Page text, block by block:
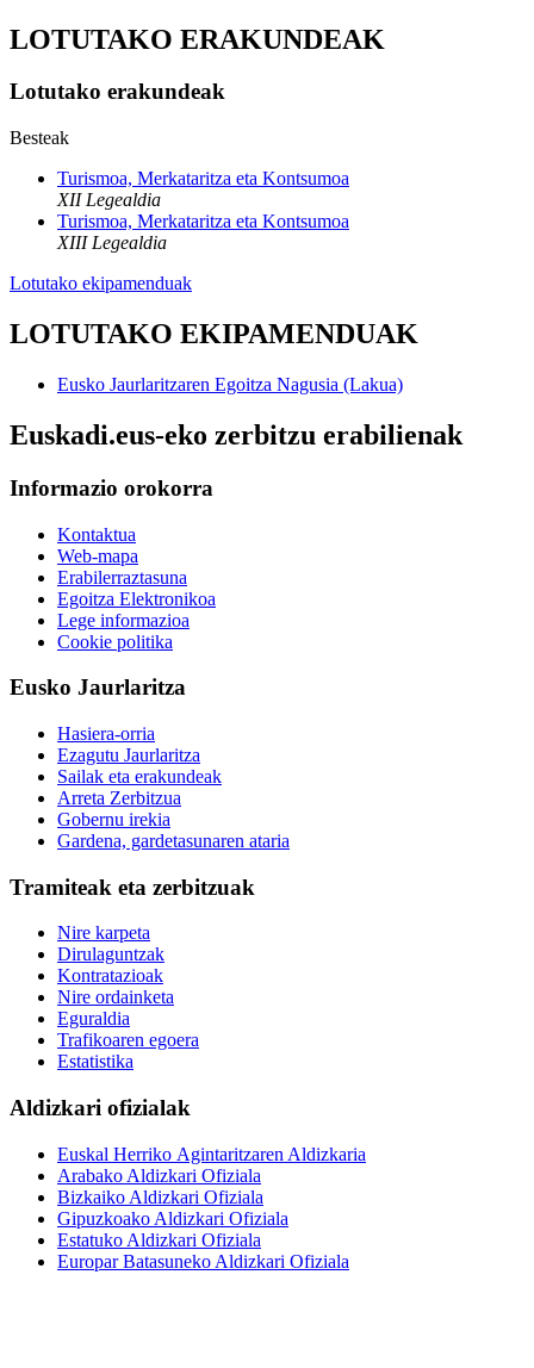
LOTUTAKO ERAKUNDEAK
Lotutako erakundeak
Besteak
Turismoa, Merkataritza eta Kontsumoa
XII Legealdia
Turismoa, Merkataritza eta Kontsumoa
XIII Legealdia
Lotutako ekipamenduak
LOTUTAKO EKIPAMENDUAK
Eusko Jaurlaritzaren Egoitza Nagusia (Lakua)
Euskadi.eus-eko zerbitzu erabilienak
Informazio orokorra
Kontaktua
Web-mapa
Erabilerraztasuna
Egoitza Elektronikoa
Lege informazioa
Cookie politika
Eusko Jaurlaritza
Hasiera-orria
Ezagutu Jaurlaritza
Sailak eta erakundeak
Arreta Zerbitzua
Gobernu irekia
Gardena, gardetasunaren ataria
Tramiteak eta zerbitzuak
Nire karpeta
Dirulaguntzak
Kontratazioak
Nire ordainketa
Eguraldia
Trafikoaren egoera
Estatistika
Aldizkari ofizialak
Euskal Herriko Agintaritzaren Aldizkaria
Arabako Aldizkari Ofiziala
Bizkaiko Aldizkari Ofiziala
Gipuzkoako Aldizkari Ofiziala
Estatuko Aldizkari Ofiziala
Europar Batasuneko Aldizkari Ofiziala